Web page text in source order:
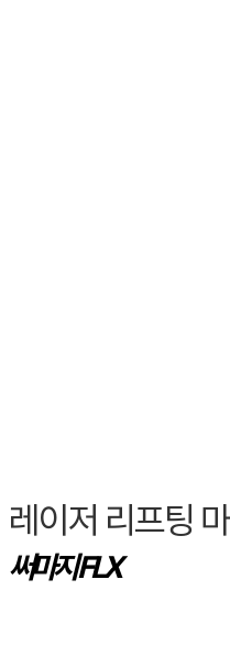
레이저 리프팅
써마지 FLX